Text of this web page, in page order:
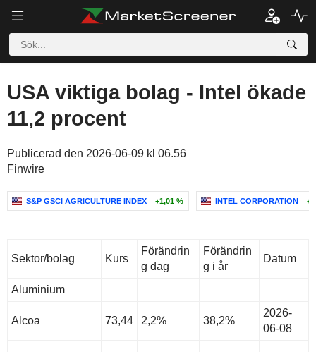
USA viktiga bolag - Intel ökade
11,2 procent
Publicerad den 2026-06-09 kl 06.56
Finwire
S&P GSCI AGRICULTURE INDEX +1,01 % INTEL CORPORATION
Sektor/bolag Kurs
Förändrin
g dag
Förändrin
g i år
Datum
Aluminium
Alcoa 73,44 2,2% 38,2%
2026-
06-08